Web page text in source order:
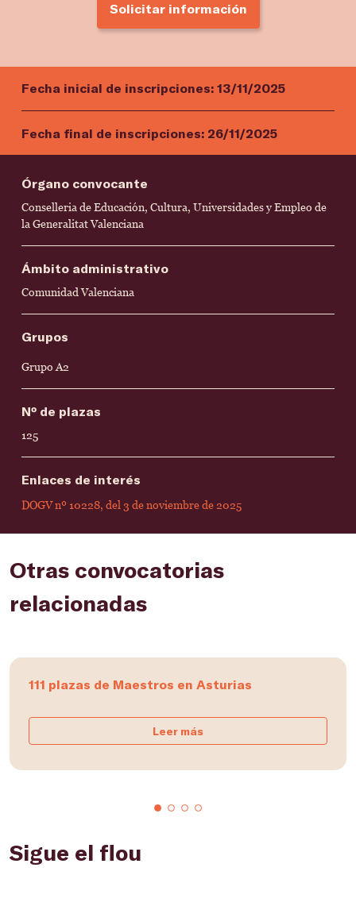
Solicitar información
Fecha inicial de inscripciones: 13/11/2025
Fecha final de inscripciones: 26/11/2025
Órgano convocante
Conselleria de Educación, Cultura, Universidades y Empleo de
la Generalitat Valenciana
Ámbito administrativo
Comunidad Valenciana
Grupos
Grupo A2
Nº de plazas
125
Enlaces de interés
DOGV nº 10228, del 3 de noviembre de 2025
Otras convocatorias
relacionadas
111 plazas de Maestros en Asturias
Leer más
Sigue el flou